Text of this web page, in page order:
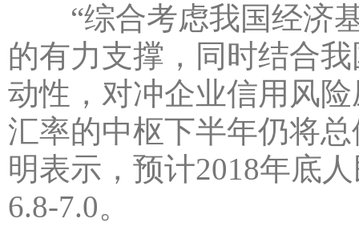
“综合考虑我国经济基
的有力支撑，同时结合
动性，对冲企业信用风
汇率的中枢下半年仍将
明表示，预计2018年底
6.8-7.0。